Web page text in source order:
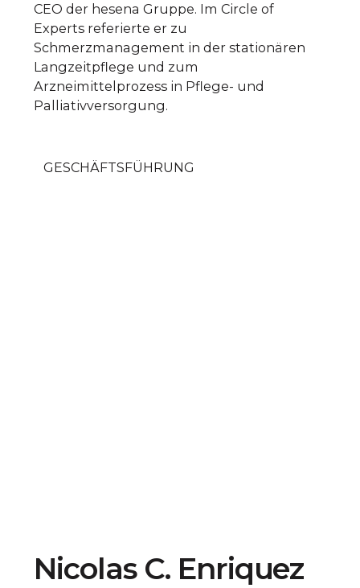
CEO der hesena Gruppe. Im Circle of
Experts referierte er zu
Schmerzmanagement in der stationären
Langzeitpflege und zum
Arzneimittelprozess in Pflege- und
Palliativversorgung.
GESCHÄFTSFÜHRUNG
Nicolas C. Enriquez